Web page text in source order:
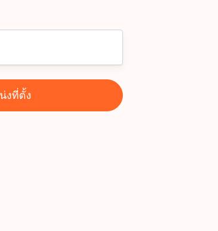
งที่ตั้ง